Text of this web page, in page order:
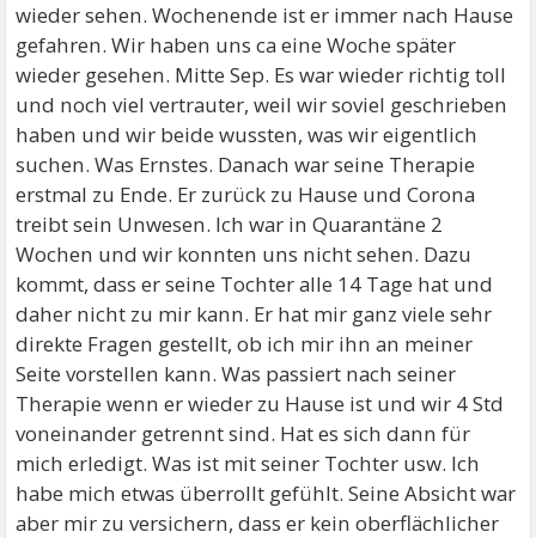
wieder sehen. Wochenende ist er immer nach Hause
gefahren. Wir haben uns ca eine Woche später
wieder gesehen. Mitte Sep. Es war wieder richtig toll
und noch viel vertrauter, weil wir soviel geschrieben
haben und wir beide wussten, was wir eigentlich
suchen. Was Ernstes. Danach war seine Therapie
erstmal zu Ende. Er zurück zu Hause und Corona
treibt sein Unwesen. Ich war in Quarantäne 2
Wochen und wir konnten uns nicht sehen. Dazu
kommt, dass er seine Tochter alle 14 Tage hat und
daher nicht zu mir kann. Er hat mir ganz viele sehr
direkte Fragen gestellt, ob ich mir ihn an meiner
Seite vorstellen kann. Was passiert nach seiner
Therapie wenn er wieder zu Hause ist und wir 4 Std
voneinander getrennt sind. Hat es sich dann für
mich erledigt. Was ist mit seiner Tochter usw. Ich
habe mich etwas überrollt gefühlt. Seine Absicht war
aber mir zu versichern, dass er kein oberflächlicher